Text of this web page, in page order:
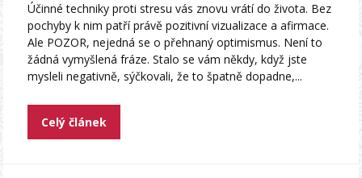
Účinné techniky proti stresu vás znovu vrátí do života. Bez
pochyby k nim patří právě pozitivní vizualizace a afirmace.
Ale POZOR, nejedná se o přehnaný optimismus. Není to
žádná vymyšlená fráze. Stalo se vám někdy, když jste
mysleli negativně, sýčkovali, že to špatně dopadne,...
Celý článek